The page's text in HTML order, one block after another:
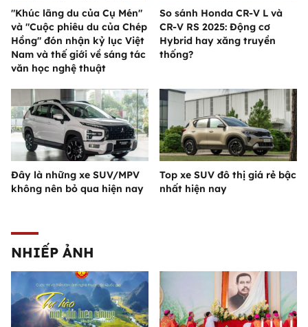
"Khúc lãng du của Cụ Mén"
và "Cuộc phiêu du của Chép
Hồng" đón nhận kỷ lục Việt
Nam và thế giới về sáng tác
văn học nghệ thuật
So sánh Honda CR-V L và
CR-V RS 2025: Động cơ
Hybrid hay xăng truyền
thống?
Đây là những xe SUV/MPV
không nên bỏ qua hiện nay
Top xe SUV đô thị giá rẻ bậc
nhất hiện nay
NHIẾP ẢNH